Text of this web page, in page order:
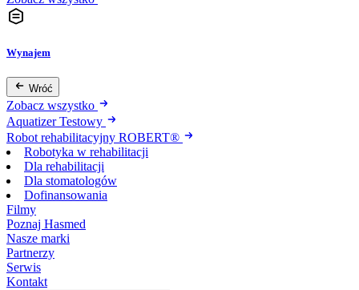
Wynajem
Wróć
Zobacz wszystko
Aquatizer Testowy
Robot rehabilitacyjny ROBERT®
Robotyka w rehabilitacji
Dla rehabilitacji
Dla stomatologów
Dofinansowania
Filmy
Poznaj Hasmed
Nasze marki
Partnerzy
Serwis
Kontakt